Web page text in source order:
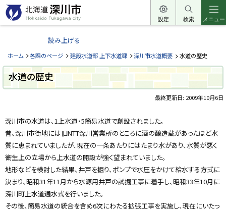
本
文
へ
ュ
へ
北
道
深
川
市
k
a
i
o
F
u
k
a
g
a
w
a
設定 検索 メニュー
読み上げる
ホーム 各課のページ 建設水道部 上下水道課 深川市水道概要 水道の歴史
水道の歴史
最終更新日: 2009年10月6日
ー
ジ
内
目
問
合
わ
先
深川市の水道は、1上水道・5簡易水道で創設されました。
昔、深川市街地には旧NTT深川営業所のところに酒の醸造蔵があったほど水
質に恵まれていましたが、現在の一条あたりにはたまり水があり、水質が悪く
衛生上の立場から上水道の開設が強く望まれていました。
地形などを検討した結果、井戸を掘り、ポンプで水圧をかけて給水する方式に
決まり、昭和31年11月から水源用井戸の試掘工事に着手し、昭和33年10月に
深川町上水道通水式を行いました。
その後、簡易水道の統合を含め6次にわたる拡張工事を実施し、現在にいたっ